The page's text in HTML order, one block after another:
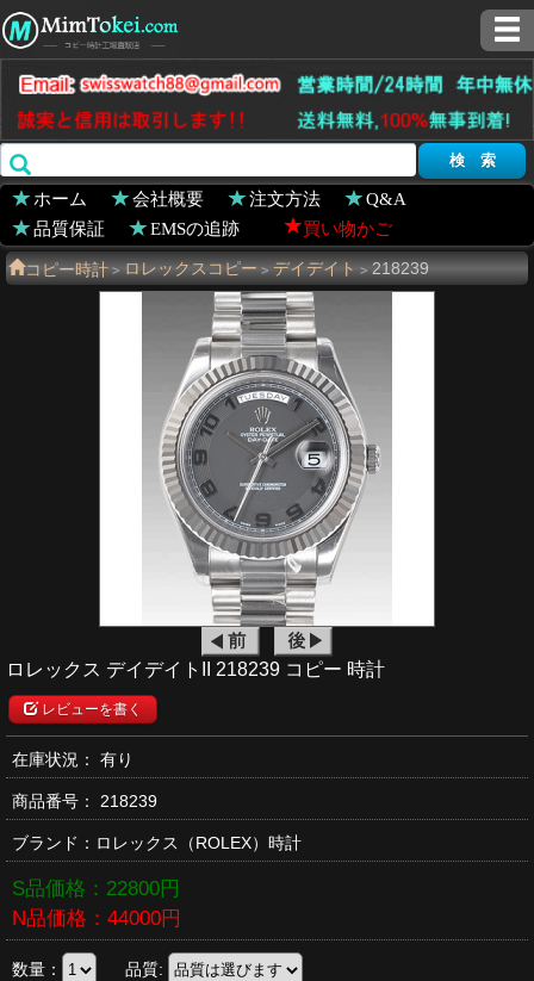
ホーム 会社概要 注文方法
Q&A
品質保証
EMSの追跡 買い物かご
コピー時計 > ロレックスコピー > デイデイト > 218239
ロレックス デイデイトII 218239 コピー 時計
レビューを書く
在庫状況： 有り
商品番号： 218239
ブランド： ロレックス （ROLEX）時計
S品価格： 22800円
N品価格： 44000円
数量： 品質: